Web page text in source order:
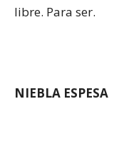
libre. Para ser.
NIEBLA ESPESA